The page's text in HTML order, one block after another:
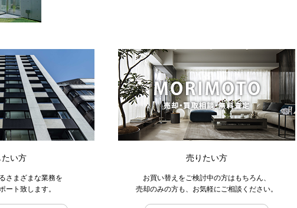
たい方
さまざまな業務を
ート致します。
売りたい方
お買い替えをご検討中の方はもちろん、
売却のみの方も、お気軽にご相談ください。